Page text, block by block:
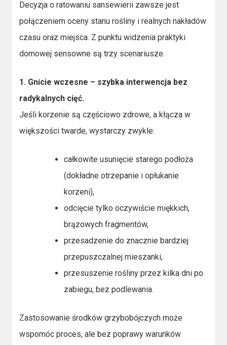
Decyzja o ratowaniu sansewierii zawsze jest
połączeniem oceny stanu rośliny i realnych nakładów
czasu oraz miejsca. Z punktu widzenia praktyki
domowej sensowne są trzy scenariusze.
1. Gnicie wczesne – szybka interwencja bez
radykalnych cięć.
Jeśli korzenie są częściowo zdrowe, a kłącza w
większości twarde, wystarczy zwykle:
całkowite usunięcie starego podłoża
(dokładne otrzepanie i opłukanie
korzeni),
odcięcie tylko oczywiście miękkich,
brązowych fragmentów,
przesadzenie do znacznie bardziej
przepuszczalnej mieszanki,
przesuszenie rośliny przez kilka dni po
zabiegu, bez podlewania.
Zastosowanie środków grzybobójczych może
wspomóc proces, ale bez poprawy warunków